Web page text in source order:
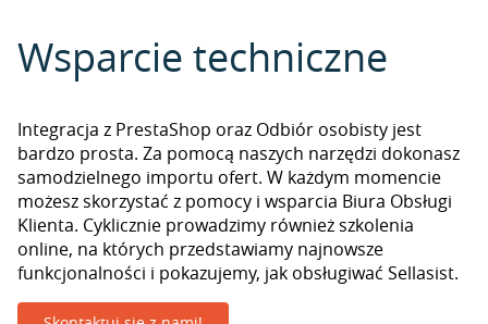
Wsparcie techniczne
Integracja z PrestaShop oraz Odbiór osobisty jest
bardzo prosta. Za pomocą naszych narzędzi dokonasz
samodzielnego importu ofert. W każdym momencie
możesz skorzystać z pomocy i wsparcia Biura Obsługi
Klienta. Cyklicznie prowadzimy również szkolenia
online, na których przedstawiamy najnowsze
funkcjonalności i pokazujemy, jak obsługiwać Sellasist.